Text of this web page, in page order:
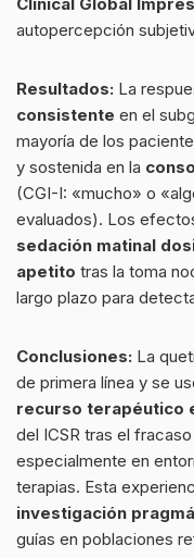
autopercepción
Resultados: La
consistente en el
mayoría de los
y sostenida en la
(CGI-I: «mucho» o
evaluados). Los
sedación matinal
apetito tras la toma
largo plazo para
Conclusiones: La
de primera línea y se
recurso terapéutico
del ICSR tras el
especialmente en
terapias. Esta
investigación
guías en poblaciones